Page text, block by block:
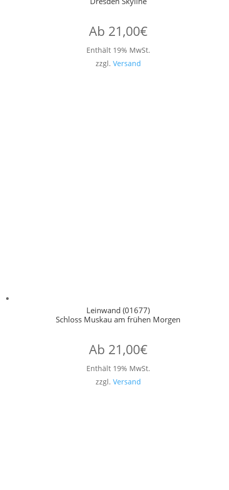
Ab 21,00€
Enthält 19% MwSt.
zzgl. Versand
Leinwand (01677)
Schloss Muskau am frühen Morgen
Ab 21,00€
Enthält 19% MwSt.
zzgl. Versand